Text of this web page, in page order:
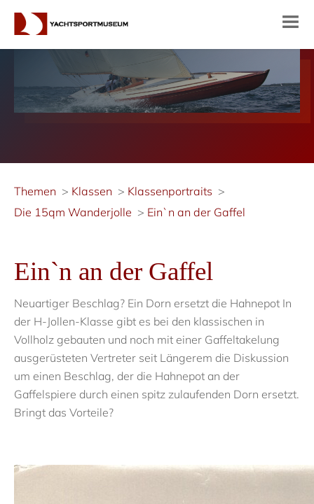
Themen Klassen
Klassenportraits
Die 15qm Wanderjolle
Ein`n an der Gaffel
Ein`n an der Gaffel
Neuartiger Beschlag? Ein Dorn ersetzt die Hahnepot In
der H-Jollen-Klasse gibt es bei den klassischen in
Vollholz gebauten und noch mit einer Gaffeltakelung
ausgerüsteten Vertreter seit Längerem die Diskussion
um einen Beschlag, der die Hahnepot an der
Gaffelspiere durch einen spitz zulaufenden Dorn ersetzt.
Bringt das Vorteile?